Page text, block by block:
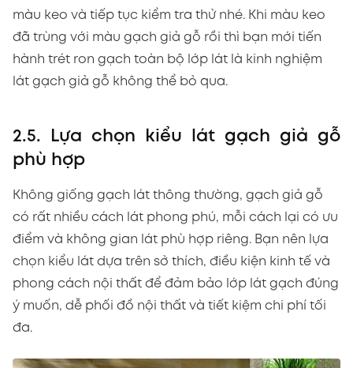
màu keo và tiếp tục kiểm tra thử nhé. Khi màu keo
đã trùng với màu gạch giả gỗ rồi thì bạn mới tiến
hành trét ron gạch toàn bộ lớp lát là kinh nghiệm
lát gạch giả gỗ không thể bỏ qua.
2.5. Lựa chọn kiểu lát gạch giả gỗ
phù hợp
Không giống gạch lát thông thường, gạch giả gỗ
có rất nhiều cách lát phong phú, mỗi cách lại có ưu
điểm và không gian lát phù hợp riêng. Bạn nên lựa
chọn kiểu lát dựa trên sở thích, điều kiện kinh tế và
phong cách nội thất để đảm bảo lớp lát gạch đúng
ý muốn, dễ phối đồ nội thất và tiết kiệm chi phí tối
đa.